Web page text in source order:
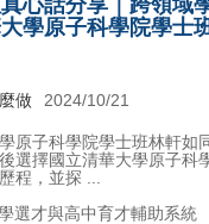
學原子科學院學士
做 2024/10/21
原子科學院學士班林軒如
選擇國立清華大學原子科
程，並探 ...
選才與高中育才輔助系統